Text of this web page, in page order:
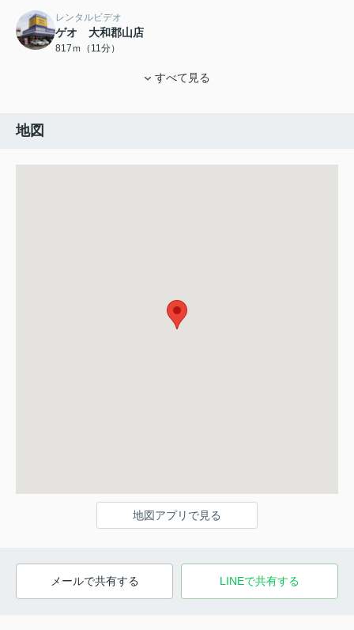
レンタルビデオ
ゲオ 大和郡山店
817ｍ（11分）
すべて見る
地図
地図アプリで見る
メールで共有する LINEで共有する